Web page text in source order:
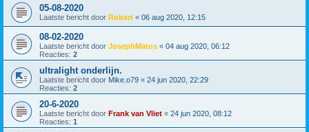
05-08-2020
Laatste bericht door Robert « 06 aug 2020, 12:15
08-02-2020
Laatste bericht door JosephMatos « 04 aug 2020, 06:12
Reacties: 2
ultralight onderlijn.
Laatste bericht door Mike.o79 « 24 jun 2020, 22:29
Reacties: 2
20-6-2020
Laatste bericht door Frank van Vliet « 24 jun 2020, 08:12
Reacties: 1